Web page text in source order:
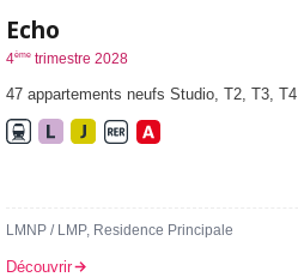
Echo
4ème trimestre 2028
47 appartements neufs Studio, T2, T3, T4
LMNP / LMP, Residence Principale
Découvrir